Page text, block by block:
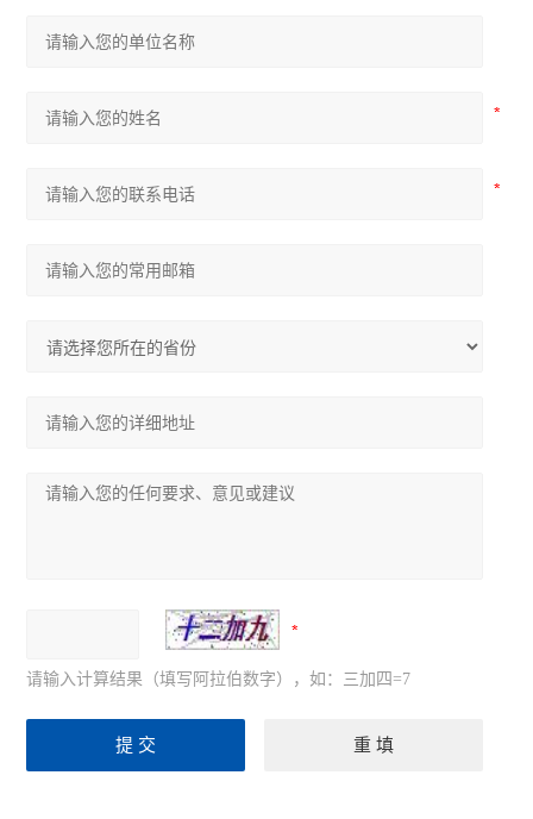
请输入计算结果（填写阿拉伯数字），如：三加四=7